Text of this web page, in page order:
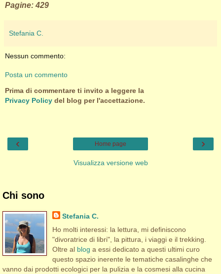
Pagine: 429
Stefania C.
Nessun commento:
Posta un commento
Prima di commentare ti invito a leggere la
Privacy Policy del blog per l'accettazione.
‹ ›
Home page
Visualizza versione web
Chi sono
Stefania C.
Ho molti interessi: la lettura, mi definiscono
"divoratrice di libri", la pittura, i viaggi e il trekking.
Oltre al blog a essi dedicato a questi ultimi curo
questo spazio inerente le tematiche casalinghe che
vanno dai prodotti ecologici per la pulizia e la cosmesi alla cucina